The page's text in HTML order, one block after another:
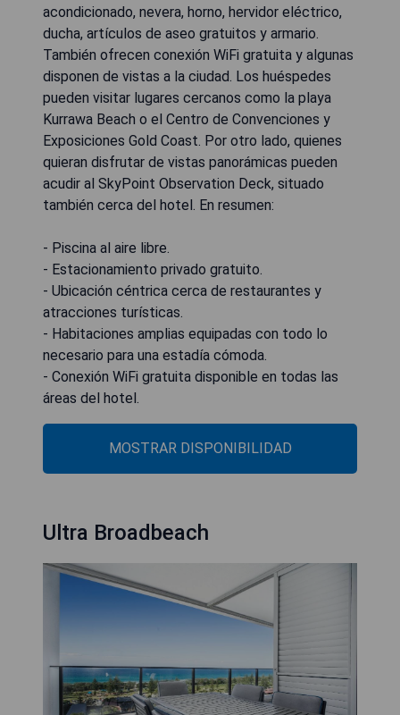
acondicionado, nevera, horno, hervidor eléctrico,
ducha, artículos de aseo gratuitos y armario.
También ofrecen conexión WiFi gratuita y algunas
disponen de vistas a la ciudad. Los huéspedes
pueden visitar lugares cercanos como la playa
Kurrawa Beach o el Centro de Convenciones y
Exposiciones Gold Coast. Por otro lado, quienes
quieran disfrutar de vistas panorámicas pueden
acudir al SkyPoint Observation Deck, situado
también cerca del hotel. En resumen:
- Piscina al aire libre.
- Estacionamiento privado gratuito.
- Ubicación céntrica cerca de restaurantes y
atracciones turísticas.
- Habitaciones amplias equipadas con todo lo
necesario para una estadía cómoda.
- Conexión WiFi gratuita disponible en todas las
áreas del hotel.
MOSTRAR DISPONIBILIDAD
Ultra Broadbeach